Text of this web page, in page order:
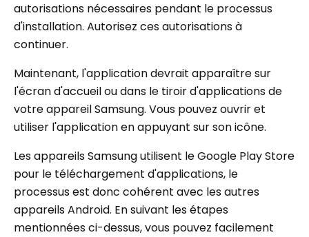
autorisations nécessaires pendant le processus
d'installation. Autorisez ces autorisations à
continuer.
Maintenant, l'application devrait apparaître sur
l'écran d'accueil ou dans le tiroir d'applications de
votre appareil Samsung. Vous pouvez ouvrir et
utiliser l'application en appuyant sur son icône.
Les appareils Samsung utilisent le Google Play Store
pour le téléchargement d'applications, le
processus est donc cohérent avec les autres
appareils Android. En suivant les étapes
mentionnées ci-dessus, vous pouvez facilement